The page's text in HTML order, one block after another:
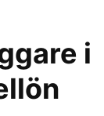
i